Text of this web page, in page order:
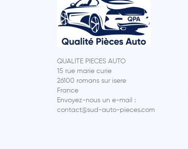
QUALITE PIECES AUTO
15 rue marie curie
26100 romans sur isere
France
Envoyez-nous un e-mail :
contact@sud-auto-pieces.com